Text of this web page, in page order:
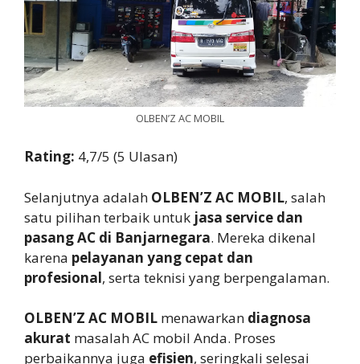
OLBEN’Z AC MOBIL
Rating: 4,7/5 (5 Ulasan)
Selanjutnya adalah OLBEN’Z AC MOBIL, salah
satu pilihan terbaik untuk jasa service dan
pasang AC di Banjarnegara. Mereka dikenal
karena pelayanan yang cepat dan
profesional, serta teknisi yang berpengalaman.
OLBEN’Z AC MOBIL menawarkan diagnosa
akurat masalah AC mobil Anda. Proses
perbaikannya juga efisien, seringkali selesai